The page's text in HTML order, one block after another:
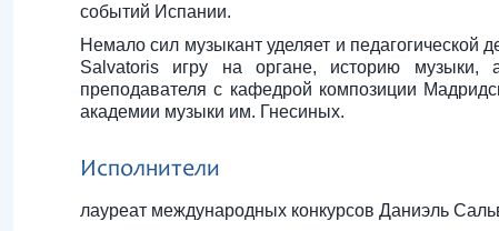
событий Испании.
Немало сил музыкант уделяет и педагогической
Salvatoris игру на органе, историю музыки,
преподавателя с кафедрой композиции
академии музыки им. Гнесиных.
Исполнители
лауреат международных конкурсов Даниэль